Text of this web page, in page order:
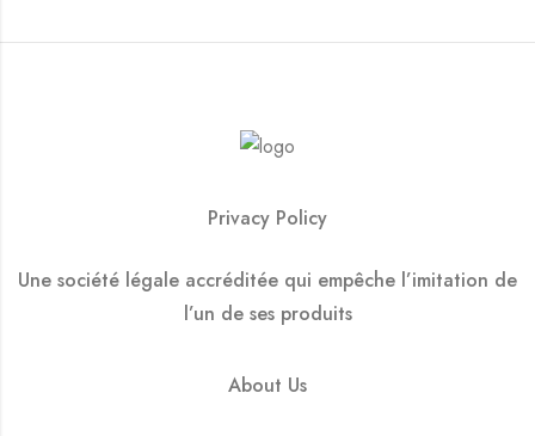
Privacy Policy
Une société légale accréditée qui empêche l’imitation de
l’un de ses produits
About Us